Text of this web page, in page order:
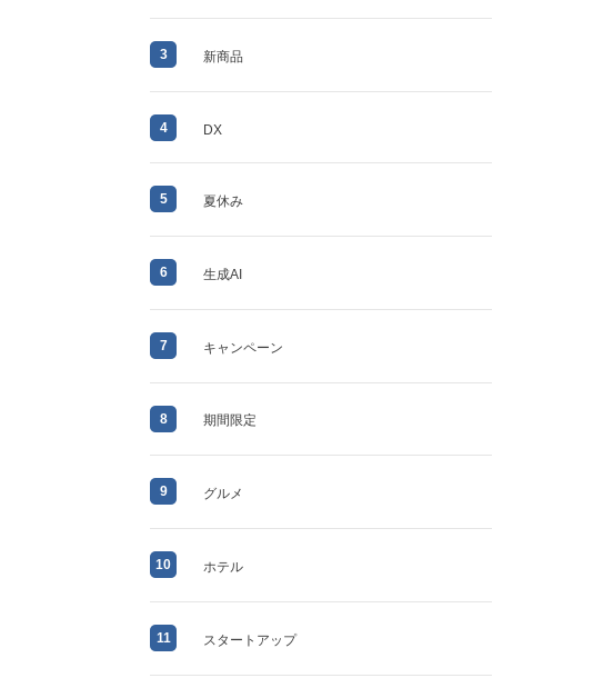
3 新商品
4 DX
5 夏休み
6 生成AI
7 キャンペーン
8 期間限定
9 グルメ
10 ホテル
11 スタートアップ